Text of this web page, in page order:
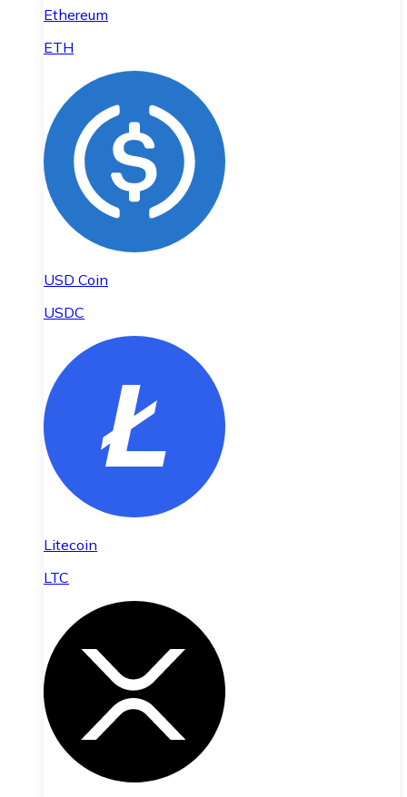
Ethereum
ETH
USD Coin
USDC
Litecoin
LTC